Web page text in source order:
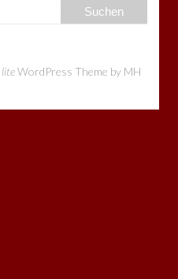
liteWordPress Theme by MH